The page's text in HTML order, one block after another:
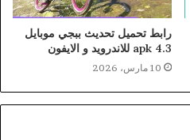
رابط تحميل تحديث ببجي موبايل
4.3 apk للاندرويد و الايفون
10 مارس، 2026